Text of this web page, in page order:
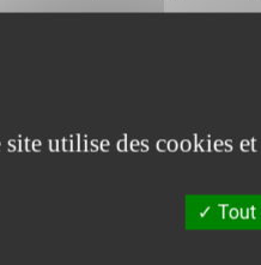
site utilise des cookies
Tout